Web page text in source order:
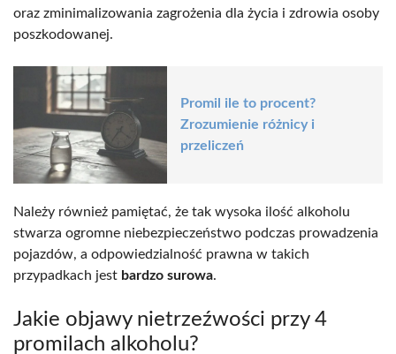
oraz zminimalizowania zagrożenia dla życia i zdrowia osoby
poszkodowanej.
Promil ile to procent?
Zrozumienie różnicy i
przeliczeń
Należy również pamiętać, że tak wysoka ilość alkoholu
stwarza ogromne niebezpieczeństwo podczas prowadzenia
pojazdów, a odpowiedzialność prawna w takich
przypadkach jest bardzo surowa.
Jakie objawy nietrzeźwości przy 4
promilach alkoholu?